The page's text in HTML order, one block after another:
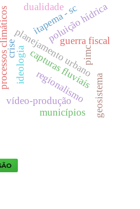
planejamento urbano
ideologia
processos climáticos poluição hídrica
regionalismo
crise guerra fiscal
itapema - sc
vídeo-produção
pimc
geosistema
municípios
dualidade
capturas fluviais